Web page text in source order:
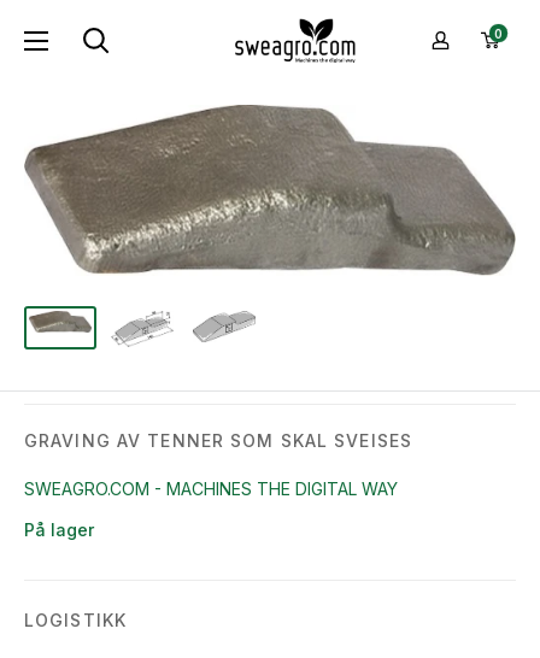
sweagro.com
-
Machines
the
digital
way
0
GRAVING AV TENNER SOM SKAL SVEISES
SWEAGRO.COM - MACHINES THE DIGITAL WAY
På lager
LOGISTIKK